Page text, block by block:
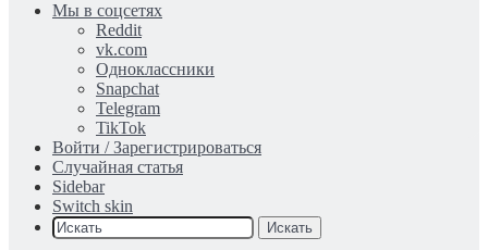
Мы в соцсетях
Reddit
vk.com
Одноклассники
Snapchat
Telegram
TikTok
Войти / Зарегистрироваться
Случайная статья
Sidebar
Switch skin
Искать